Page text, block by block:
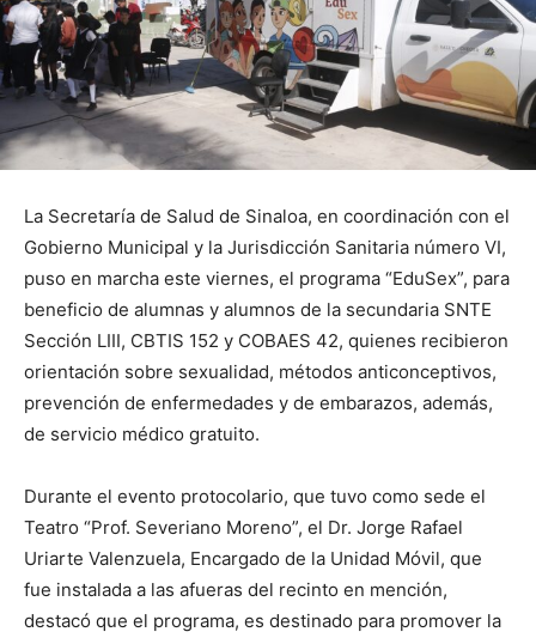
La Secretaría de Salud de Sinaloa, en coordinación con el
Gobierno Municipal y la Jurisdicción Sanitaria número VI,
puso en marcha este viernes, el programa “EduSex”, para
beneficio de alumnas y alumnos de la secundaria SNTE
Sección LIII, CBTIS 152 y COBAES 42, quienes recibieron
orientación sobre sexualidad, métodos anticonceptivos,
prevención de enfermedades y de embarazos, además,
de servicio médico gratuito.
Durante el evento protocolario, que tuvo como sede el
Teatro “Prof. Severiano Moreno”, el Dr. Jorge Rafael
Uriarte Valenzuela, Encargado de la Unidad Móvil, que
fue instalada a las afueras del recinto en mención,
destacó que el programa, es destinado para promover la